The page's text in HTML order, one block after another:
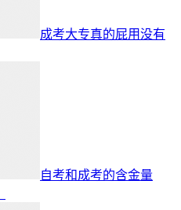
成考大专真的屁用没有
自考和成考的含金量